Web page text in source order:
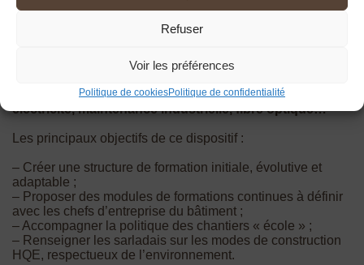
Refuser
Voir les préférences
Politique de cookiesPolitique de confidentialité
– Un espace interprofessionnel de formation : 3 salles
de formation dont une salle informatique, un hall
professionnel voisin : espaces techniques bois,
électricité, maintenance industrielle, fibre optique…
Les principaux objectifs de ce dispositif :
– Créer une structure de formation initiale, évolutive et
adaptable ;
– Proposer des modules de formations continues à définir
avec les chefs d’entreprise du bâtiment ;
– Accompagner la politique des chantiers « école » ;
– Renseigner les sarladais sur les modes de construction
HQE, respectueux de l’environnement.